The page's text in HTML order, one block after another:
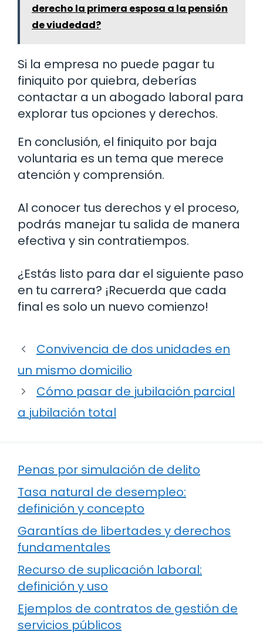
derecho la primera esposa a la pensión
de viudedad?
Si la empresa no puede pagar tu
finiquito por quiebra, deberías
contactar a un abogado laboral para
explorar tus opciones y derechos.
En conclusión, el finiquito por baja
voluntaria es un tema que merece
atención y comprensión.
Al conocer tus derechos y el proceso,
podrás manejar tu salida de manera
efectiva y sin contratiempos.
¿Estás listo para dar el siguiente paso
en tu carrera? ¡Recuerda que cada
final es solo un nuevo comienzo!
Convivencia de dos unidades en
un mismo domicilio
Cómo pasar de jubilación parcial
a jubilación total
Penas por simulación de delito
Tasa natural de desempleo:
definición y concepto
Garantías de libertades y derechos
fundamentales
Recurso de suplicación laboral:
definición y uso
Ejemplos de contratos de gestión de
servicios públicos